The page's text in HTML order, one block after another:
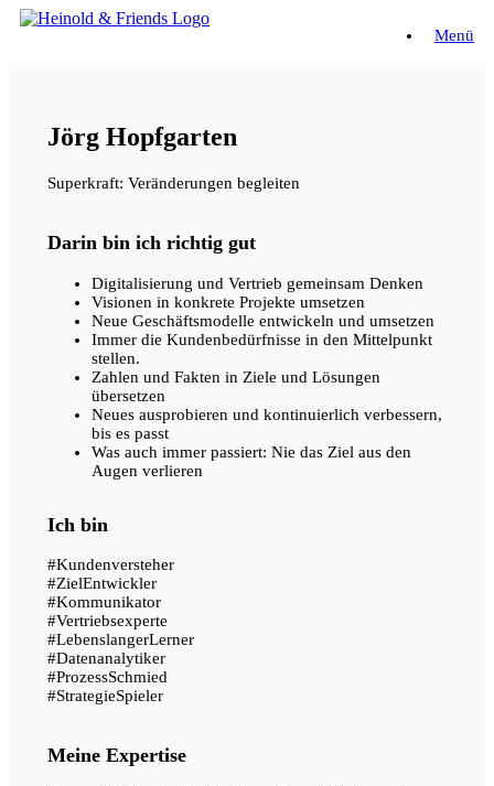
Zum
Menü
Jörg Hopfgarten
Superkraft: Veränderungen begleiten
Darin bin ich richtig gut
Digitalisierung und Vertrieb gemeinsam Denken
Visionen in konkrete Projekte umsetzen
Neue Geschäftsmodelle entwickeln und umsetzen
Immer die Kundenbedürfnisse in den Mittelpunkt
stellen.
Zahlen und Fakten in Ziele und Lösungen
übersetzen
Neues ausprobieren und kontinuierlich verbessern,
bis es passt
Was auch immer passiert: Nie das Ziel aus den
Augen verlieren
Ich bin
#Kundenversteher
#ZielEntwickler
#Kommunikator
#Vertriebsexperte
#LebenslangerLerner
#Datenanalytiker
#ProzessSchmied
#StrategieSpieler
Meine Expertise